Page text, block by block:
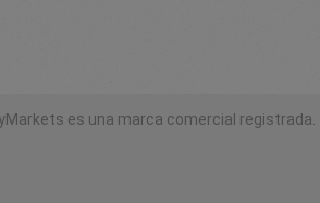
es una marca comercial registrada.